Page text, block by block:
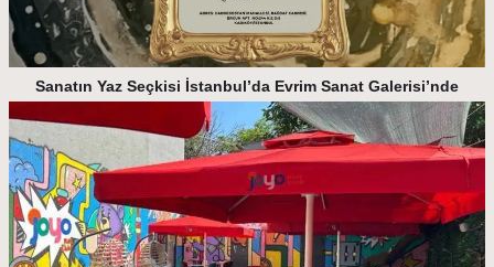
Sanatın Yaz Seçkisi İstanbul’da Evrim Sanat Galerisi’nde